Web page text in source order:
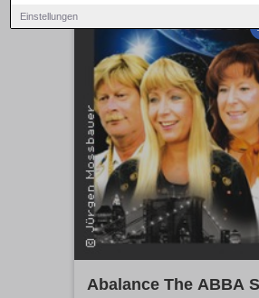
Einstellungen
Abalance The ABBA